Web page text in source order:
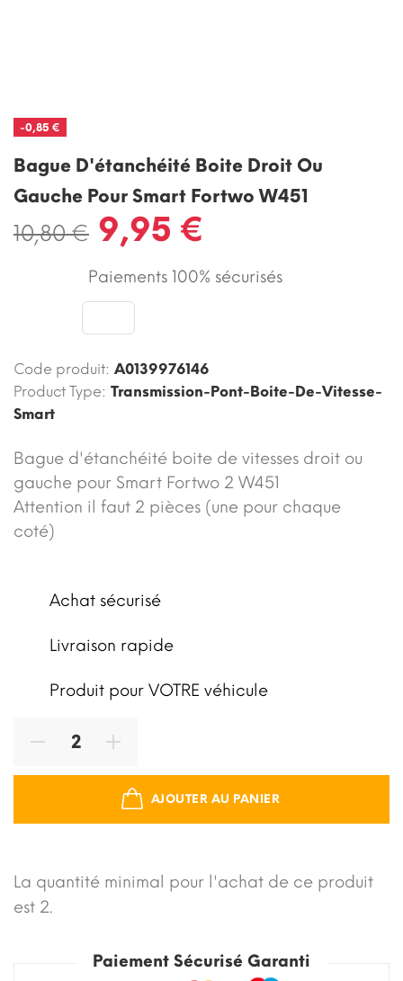
-0,85 €
Bague D'étanchéité Boite Droit Ou
Gauche Pour Smart Fortwo W451
10,80 € 9,95 €
Paiements 100% sécurisés
Code produit: A0139976146
Product Type: Transmission-Pont-Boite-De-Vitesse-
Smart
Bague d'étanchéité boite de vitesses droit ou
gauche pour Smart Fortwo 2 W451
Attention il faut 2 pièces (une pour chaque
coté)
Achat sécurisé
Livraison rapide
Produit pour VOTRE véhicule
AJOUTER AU PANIER
La quantité minimal pour l'achat de ce produit
est 2.
Paiement Sécurisé Garanti